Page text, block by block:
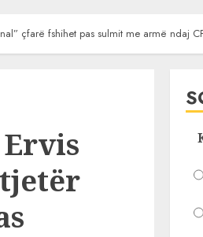
çfarë fshihet pas sulmit me armë ndaj